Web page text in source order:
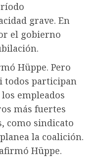
grave. En
el gobierno
Hüppe. Pero
todos participan
empleados
más fuertes
como sindicato
la coalición.
Hüppe.